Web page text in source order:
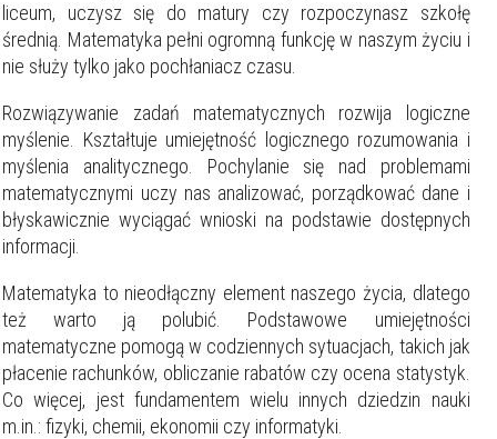
liceum, uczysz się do matury czy rozpoczynasz szkołę
średnią. Matematyka pełni ogromną funkcję w naszym życiu i
nie służy tylko jako pochłaniacz czasu.
Rozwiązywanie zadań matematycznych rozwija logiczne
myślenie. Kształtuje umiejętność logicznego rozumowania i
myślenia analitycznego. Pochylanie się nad problemami
matematycznymi uczy nas analizować, porządkować dane i
błyskawicznie wyciągać wnioski na podstawie dostępnych
informacji.
Matematyka to nieodłączny element naszego życia, dlatego
też warto ją polubić. Podstawowe umiejętności
matematyczne pomogą w codziennych sytuacjach, takich jak
płacenie rachunków, obliczanie rabatów czy ocena statystyk.
Co więcej, jest fundamentem wielu innych dziedzin nauki
m.in.: fizyki, chemii, ekonomii czy informatyki.